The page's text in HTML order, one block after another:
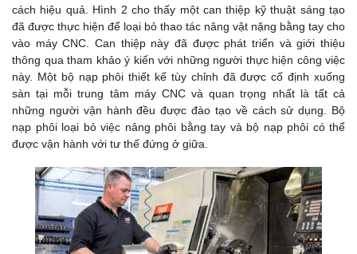
cách hiệu quả. Hình 2 cho thấy một can thiệp kỹ thuật sáng tạo
đã được thực hiện để loại bỏ thao tác nâng vật nặng bằng tay cho
vào máy CNC. Can thiệp này đã được phát triển và giới thiệu
thông qua tham khảo ý kiến ​​với những người thực hiện công việc
này. Một bộ nạp phôi thiết kế tùy chỉnh đã được cố định xuống
sàn tại mỗi trung tâm máy CNC và quan trọng nhất là tất cả
những người vận hành đều được đào tạo về cách sử dụng. Bộ
nạp phôi loại bỏ việc nâng phôi bằng tay và bộ nạp phôi có thể
được vận hành với tư thế đứng ở giữa.